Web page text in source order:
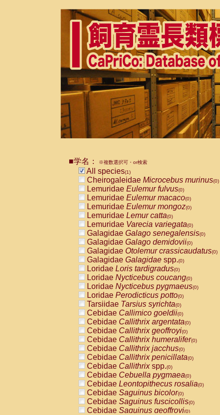
■学名： ※複数選択可・or検索
All species(1)
Cheirogaleidae Microcebus murinus(0)
Lemuridae Eulemur fulvus(0)
Lemuridae Eulemur macaco(0)
Lemuridae Eulemur mongoz(0)
Lemuridae Lemur catta(0)
Lemuridae Varecia variegata(0)
Galagidae Galago senegalensis(0)
Galagidae Galago demidovii(0)
Galagidae Otolemur crassicaudatus(0)
Galagidae Galagidae spp.(0)
Loridae Loris tardigradus(0)
Loridae Nycticebus coucang(0)
Loridae Nycticebus pygmaeus(0)
Loridae Perodicticus potto(0)
Tarsiidae Tarsius syrichta(0)
Cebidae Callimico goeldii(0)
Cebidae Callithrix argentata(0)
Cebidae Callithrix geoffroyi(0)
Cebidae Callithrix humeralifer(0)
Cebidae Callithrix jacchus(0)
Cebidae Callithrix penicillata(0)
Cebidae Callithrixspp.(0)
Cebidae Cebuella pygmaea(0)
Cebidae Leontopithecus rosalia(0)
Cebidae Saguinus bicolor(0)
Cebidae Saguinus fuscicollis(0)
Cebidae Saguinus geoffroyi(0)